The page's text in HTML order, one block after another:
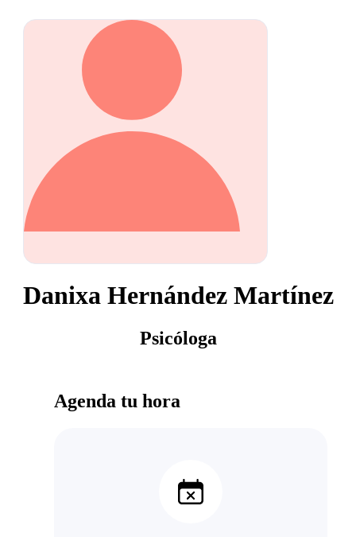
Danixa Hernández Martínez
Psicóloga
Agenda tu hora